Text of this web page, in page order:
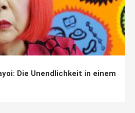
Die Unendlichkeit in einem